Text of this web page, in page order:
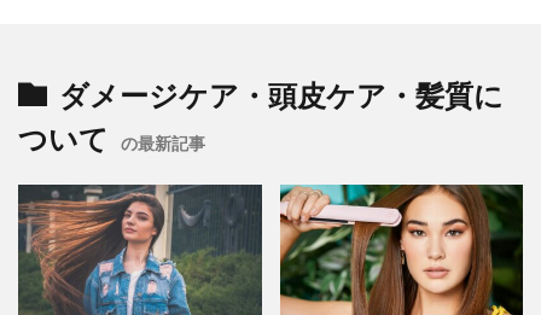
ダメージケア・頭皮ケア・髪質に
ついて
の最新記事